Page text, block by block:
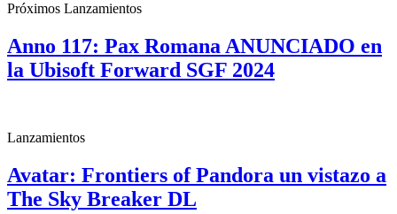
Próximos Lanzamientos
Anno 117: Pax Romana ANUNCIADO en
la Ubisoft Forward SGF 2024
Lanzamientos
Avatar: Frontiers of Pandora un vistazo a
The Sky Breaker DL